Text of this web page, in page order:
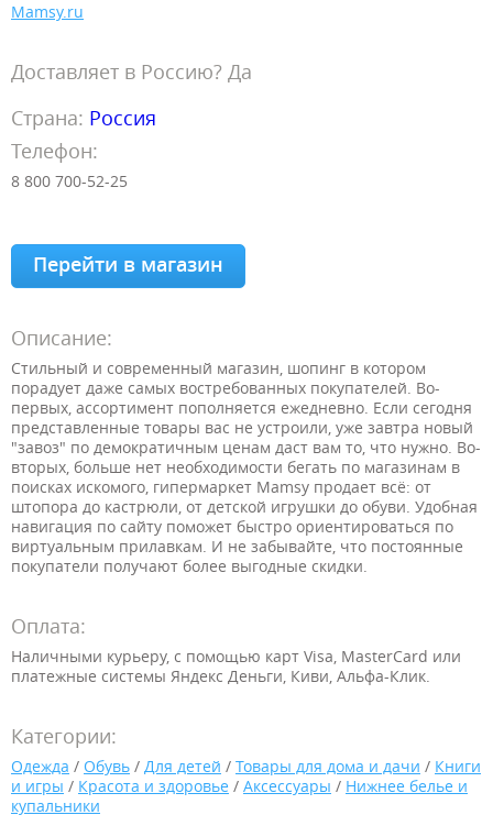
Mamsy.ru
Доставляет в Россию? Да
Страна: Россия
Телефон:
8 800 700-52-25
Перейти в магазин
Описание:
Стильный и современный магазин, шопинг в котором
порадует даже самых востребованных покупателей. Во-
первых, ассортимент пополняется ежедневно. Если сегодня
представленные товары вас не устроили, уже завтра новый
"завоз" по демократичным ценам даст вам то, что нужно. Во-
вторых, больше нет необходимости бегать по магазинам в
поисках искомого, гипермаркет Mamsy продает всё: от
штопора до кастрюли, от детской игрушки до обуви. Удобная
навигация по сайту поможет быстро ориентироваться по
виртуальным прилавкам. И не забывайте, что постоянные
покупатели получают более выгодные скидки.
Оплата:
Наличными курьеру, с помощью карт Visa, MasterCard или
платежные системы Яндекс Деньги, Киви, Альфа-Клик.
Категории:
Одежда / Обувь / Для детей / Товары для дома и дачи / Книги
и игры / Красота и здоровье / Аксессуары / Нижнее белье и
купальники